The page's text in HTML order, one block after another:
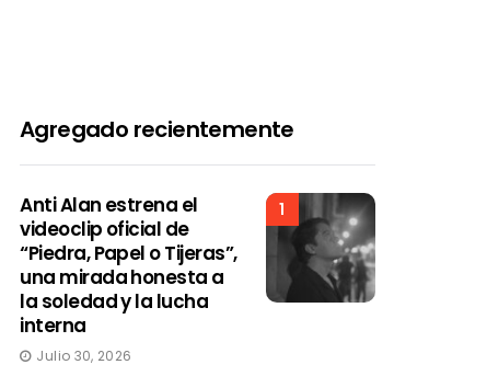
Agregado recientemente
1
Anti Alan estrena el
videoclip oficial de
“Piedra, Papel o Tijeras”,
una mirada honesta a
la soledad y la lucha
interna
Julio 30, 2026